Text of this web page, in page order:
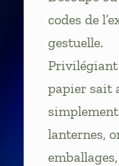
codes de
gestuelle.
Privilégiant
papier sait
lanternes,